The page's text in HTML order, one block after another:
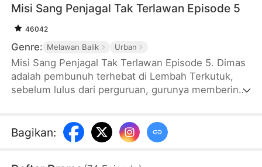
Misi Sang Penjagal Tak Terlawan Episode 5
46042
Genre: Melawan Balik Urban
Misi Sang Penjagal Tak Terlawan Episode 5. Dimas
adalah pembunuh terhebat di Lembah Terkutuk,
sebelum lulus dari perguruan, gurunya memberinya
gurunya. Saat Dimas turun gunung, dia melihat
ninja yang mengejar Sekar, Sekar meminta tolong
Bagikan: